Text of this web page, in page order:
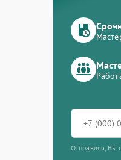
Отправляя, Вы